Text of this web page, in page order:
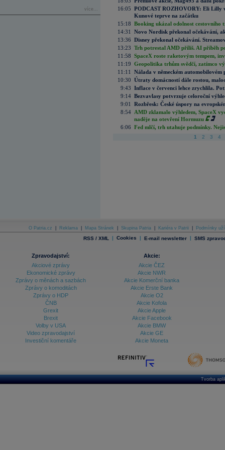
více...
16:05 PODCAST ROZHOVORY: Eli Lilly
Kunové teprve na začátku
15:18 Booking ukázal odolnost cestovního
14:31
Novo Nordisk překonal očekávání,
13:36 Disney překonal očekávání.
13:23 Trh potrestal AMD příliš. AI příběh
11:58 SpaceX roste raketovým tempem,
11:19 Geopolitika trhům svědčí, zatímco
11:11
Nálada v německém automobilovém
10:30 Útraty domácností dále rostou,
9:43 Inflace v červenci lehce zrychlila.
9:14 Bezvavlasy potvrzuje celoroční
9:01
Rozbřesk: České úspory na
8:54 AMD zklamalo výhledem, SpaceX
naděje na otevření Hormuzu
6:06 Fed mlčí, trh utahuje podmínky.
1 2 3 4
O Patria.cz Reklama Mapa Stránek Skupina Patria Kariéra v Patrii Podmínky
RSS / XML | Cookies | E-mail newsletter | SMS
Zpravodajství:
Akciové zprávy
Ekonomické zprávy
Zprávy o měnách a sazbách
Zprávy o komoditách
Zprávy o HDP
ČNB
Grexit
Brexit
Volby v USA
Video zpravodajství
Investiční komentáře
Akcie:
Akcie ČEZ
Akcie NWR
Akcie Komerční banka
Akcie Erste Bank
Akcie O2
Akcie Kofola
Akcie Apple
Akcie Facebook
Akcie BMW
Akcie GE
Akcie Moneta
Tvorba